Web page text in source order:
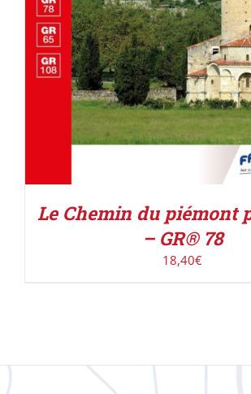
Le Chemin du piémont
– GR® 78
18,40€